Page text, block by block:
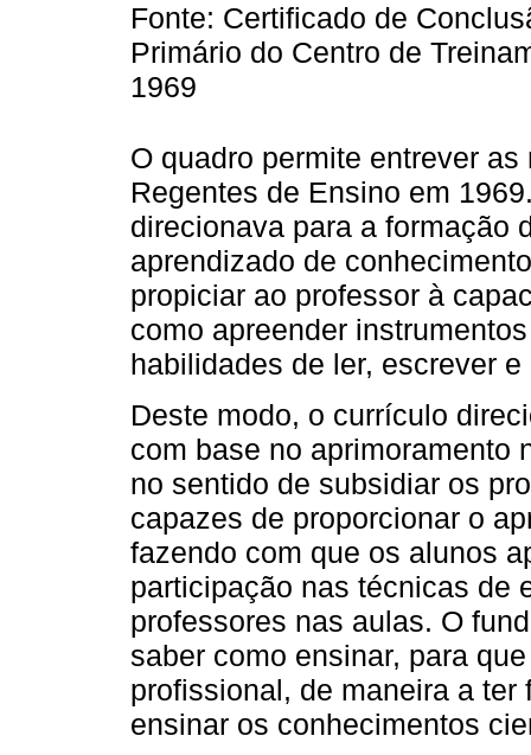
Fonte: Certificado de
Primário do Centro de
1969
O quadro permite entrever
Regentes de Ensino em
direcionava para a formação
aprendizado de
propiciar ao professor à
como apreender
habilidades de ler, escrever e
Deste modo, o currículo
com base no aprimoramento
no sentido de subsidiar os
capazes de proporcionar o
fazendo com que os alunos
participação nas técnicas de
professores nas aulas. O
saber como ensinar, para
profissional, de maneira a
ensinar os conhecimentos